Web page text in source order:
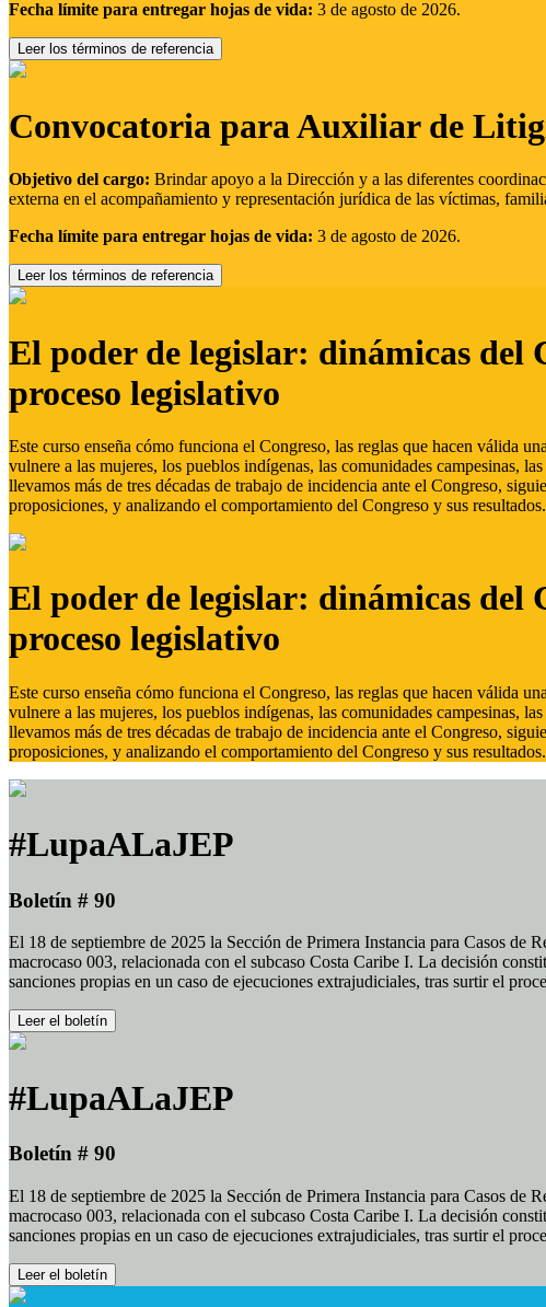
Fecha límite para entregar hojas de vida: 3 de agosto de 2026.
Leer los términos de referencia
Convocatoria para Auxiliar de
Objetivo del cargo: Brindar apoyo a la Dirección y a las diferentes
externa en el acompañamiento y representación jurídica de las víctimas,
Fecha límite para entregar hojas de vida: 3 de agosto de 2026.
Leer los términos de referencia
El poder de legislar: dinámicas del
proceso legislativo
Este curso enseña cómo funciona el Congreso, las reglas que hacen válida
vulnere a las mujeres, los pueblos indígenas, las comunidades campesinas,
llevamos más de tres décadas de trabajo de incidencia ante el Congreso,
proposiciones, y analizando el comportamiento del Congreso y sus resultados.
El poder de legislar: dinámicas del
proceso legislativo
Este curso enseña cómo funciona el Congreso, las reglas que hacen válida
vulnere a las mujeres, los pueblos indígenas, las comunidades campesinas,
llevamos más de tres décadas de trabajo de incidencia ante el Congreso,
proposiciones, y analizando el comportamiento del Congreso y sus resultados.
#LupaALaJEP
Boletín # 90
El 18 de septiembre de 2025 la Sección de Primera Instancia para Casos
macrocaso 003, relacionada con el subcaso Costa Caribe I. La decisión
sanciones propias en un caso de ejecuciones extrajudiciales, tras surtir el
Leer el boletín
#LupaALaJEP
Boletín # 90
El 18 de septiembre de 2025 la Sección de Primera Instancia para Casos
macrocaso 003, relacionada con el subcaso Costa Caribe I. La decisión
sanciones propias en un caso de ejecuciones extrajudiciales, tras surtir el
Leer el boletín